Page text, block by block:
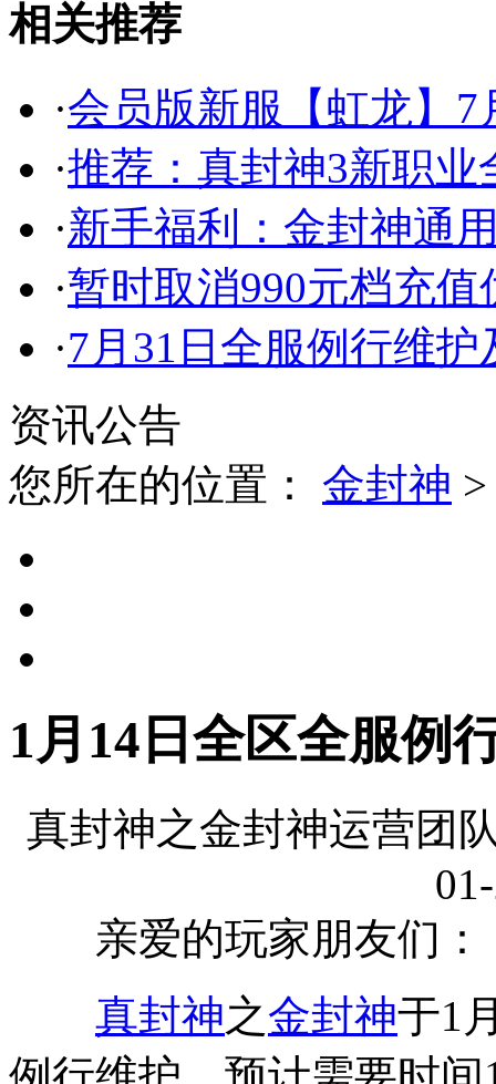
相关推荐
·会员版新服【虹龙】7
·推荐：真封神3新职业
·新手福利：金封神通
·暂时取消990元档充值
·7月31日全服例行维护
资讯公告
您所在的位置： 金封神
1月14日全区全服例
真封神之金封神运营团
亲爱的玩家朋友们：
真封神之金封神于1